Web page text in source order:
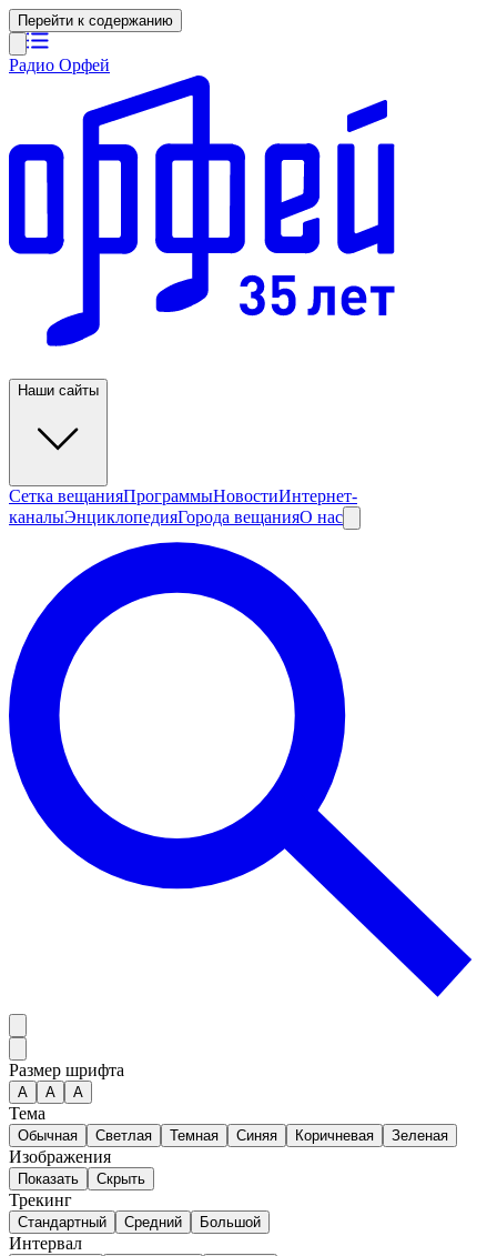
Перейти к содержанию
Радио Орфей
Наши сайты
Сетка вещанияПрограммыНовостиИнтернет-
каналыЭнциклопедияГорода вещанияО нас
Размер шрифта
А A A
Тема
Обычная Светлая Темная Синяя Коричневая Зеленая
Изображения
Показать Скрыть
Трекинг
Стандартный Средний Большой
Интервал